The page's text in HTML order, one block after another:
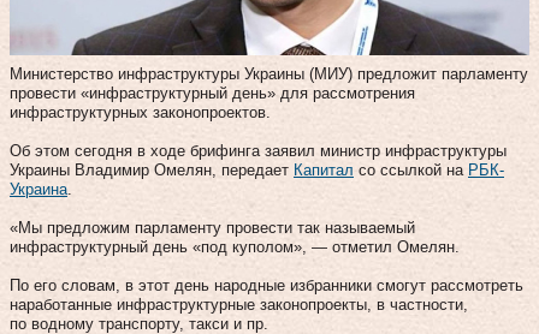
Министерство инфраструктуры Украины (МИУ) предложит парламенту
провести «инфраструктурный день» для рассмотрения
инфраструктурных законопроектов.
Об этом сегодня в ходе брифинга заявил министр инфраструктуры
Украины Владимир Омелян, передает Капитал со ссылкой на РБК-
Украина
«Мы предложим парламенту провести так называемый
инфраструктурный день «под куполом», — отметил Омелян.
По его словам, в этот день народные избранники смогут рассмотреть
наработанные инфраструктурные законопроекты, в частности,
по водному транспорту, такси и пр.